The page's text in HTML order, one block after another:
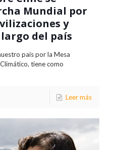
Mundial por
y
del país
país por la Mesa
tiene como
Leer más